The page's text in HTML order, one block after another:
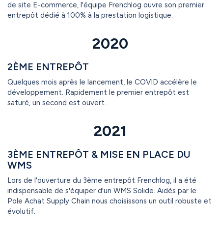
de site E-commerce, l'équipe Frenchlog ouvre son premier
entrepôt dédié à 100% à la prestation logistique.
2020
2ÈME ENTREPÔT
Quelques mois après le lancement, le COVID accélère le
développement. Rapidement le premier entrepôt est
saturé, un second est ouvert.
2021
3ÈME ENTREPÔT & MISE EN PLACE DU
WMS
Lors de l'ouverture du 3ème entrepôt Frenchlog, il a été
indispensable de s'équiper d'un WMS Solide. Aidés par le
Pole Achat Supply Chain nous choisissons un outil robuste et
évolutif.